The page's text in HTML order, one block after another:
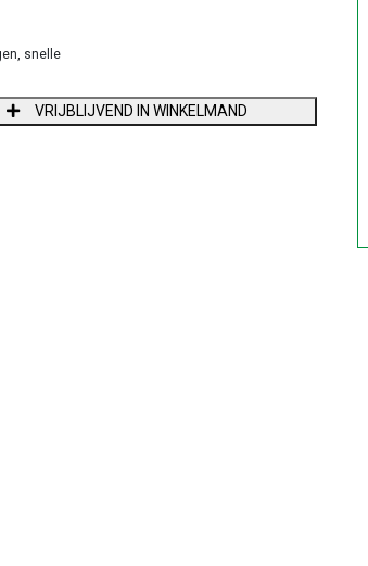
snelle
VRIJBLIJVEND IN WINKELMAND